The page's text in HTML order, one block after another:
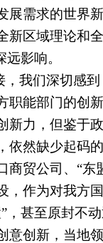
展需求的世界
新区域理论和
影响。
，我们深切感
职能部门的创
新力，但鉴于
依然缺少起码
商贸公司、“
，作为对我方
，甚至原封不
意创新，当地